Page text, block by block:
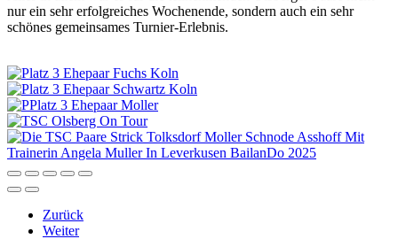
nur ein sehr erfolgreiches Wochenende, sondern auch ein sehr
schönes gemeinsames Turnier-Erlebnis.
Zurück
Weiter